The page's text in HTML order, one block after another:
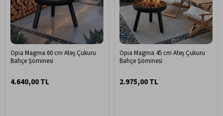
Opia Magma 60 cm Ateş Çukuru
Bahçe Şöminesi
4.640,00 TL
Opia Magma 45 cm Ateş Çukuru
Bahçe Şöminesi
2.975,00 TL